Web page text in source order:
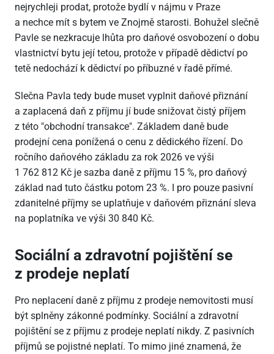
nejrychleji prodat, protože bydlí v nájmu v Praze
a nechce mít s bytem ve Znojmě starosti. Bohužel slečně
Pavle se nezkracuje lhůta pro daňové osvobození o dobu
vlastnictví bytu její tetou, protože v případě dědictví po
tetě nedochází k dědictví po příbuzné v řadě přímé.
Slečna Pavla tedy bude muset vyplnit daňové přiznání
a zaplacená daň z příjmu jí bude snižovat čistý příjem
z této "obchodní transakce". Základem daně bude
prodejní cena ponížená o cenu z dědického řízení. Do
ročního daňového základu za rok 2026 ve výši
1 762 812 Kč je sazba daně z příjmu 15 %, pro daňový
základ nad tuto částku potom 23 %. I pro pouze pasivní
zdanitelné příjmy se uplatňuje v daňovém přiznání sleva
na poplatníka ve výši 30 840 Kč.
Sociální a zdravotní pojištění se
z prodeje neplatí
Pro neplacení daně z příjmu z prodeje nemovitosti musí
být splněny zákonné podmínky. Sociální a zdravotní
pojištění se z příjmu z prodeje neplatí nikdy. Z pasivních
příjmů se pojistné neplatí. To mimo jiné znamená, že